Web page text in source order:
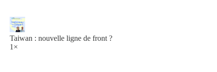
Taiwan : nouvelle ligne de front ?
1×